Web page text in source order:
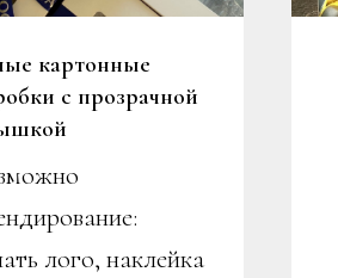
картонные
с прозрачной
лого, наклейка